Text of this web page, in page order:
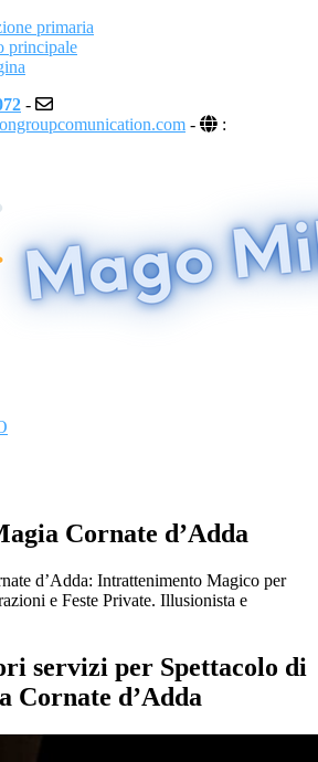
primaria
principale
-
-
:
Cornate d’Adda
d’Adda: Intrattenimento Magico per
e Feste Private. Illusionista e
servizi per Spettacolo di
Cornate d’Adda